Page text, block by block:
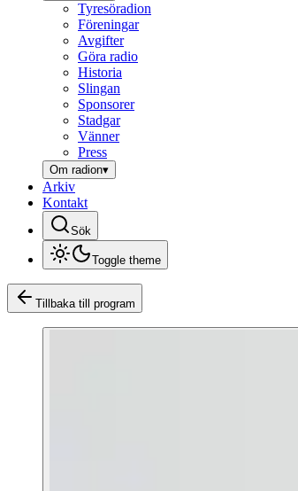
Tyresöradion
Föreningar
Avgifter
Göra radio
Historia
Slingan
Sponsorer
Stadgar
Vänner
Press
Om radion▾
Arkiv
Kontakt
Sök
Toggle theme
Tillbaka till program